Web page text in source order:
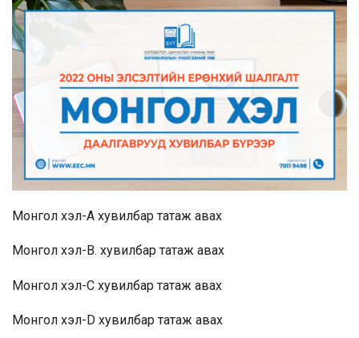
Монгол хэл-A хувилбар татаж авах
Монгол хэл-B. хувилбар татаж авах
Монгол хэл-C хувилбар татаж авах
Монгол хэл-D хувилбар татаж авах